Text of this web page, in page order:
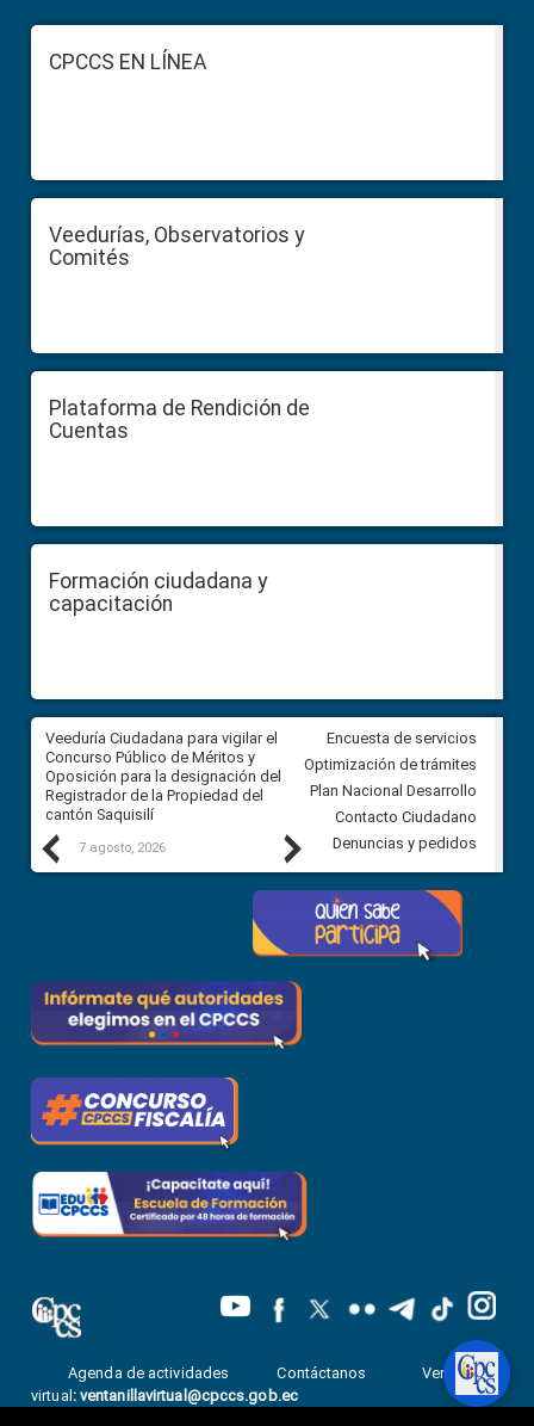
FooterCPCCS EN LÍNEA
Veedurías, Observatorios y
Comités
Plataforma de Rendición de
Cuentas
Formación ciudadana y
capacitación
Previous
Veeduría Ciudadana para vigilar el
Concurso Público de Méritos y
Oposición para la designación del
Registrador de la Propiedad del
cantón Saquisilí
7 agosto, 2026
Veeduría Ciudadana para
construcción del asfaltado de
diferentes barrios del sector
Ballenita del cantón Santa
7 agosto, 2026
Next
Encuesta de servicios
Optimización de trámites
Plan Nacional Desarrollo
Contacto Ciudadano
Denuncias y pedidos
Agenda de actividades Contáctanos
Ventanilla
virtual : ventanillavirtual@cpccs.gob.ec